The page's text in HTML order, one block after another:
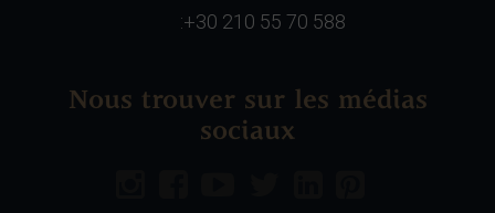
:+30 210 55 70 588
Nous trouver sur les médias
sociaux